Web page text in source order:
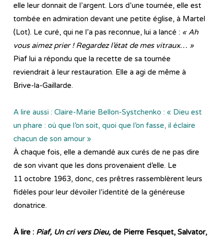
elle leur donnait de l’argent. Lors d’une tournée, elle est
tombée en admiration devant une petite église, à Martel
(Lot). Le curé, qui ne l’a pas reconnue, lui a lancé : « Ah
vous aimez prier ! Regardez l’état de mes vitraux… »
Piaf lui a répondu que la recette de sa tournée
reviendrait à leur restauration. Elle a agi de même à
Brive-la-Gaillarde.
A lire aussi : Claire-Marie Bellon-Systchenko : « Dieu est
un phare : où que l’on soit, quoi que l’on fasse, il éclaire
chacun de son amour »
À chaque fois, elle a demandé aux curés de ne pas dire
de son vivant que les dons provenaient d’elle. Le
11 octobre 1963, donc, ces prêtres rassemblèrent leurs
fidèles pour leur dévoiler l’identité de la généreuse
donatrice.
À lire : Piaf, Un cri vers Dieu, de Pierre Fesquet, Salvator,